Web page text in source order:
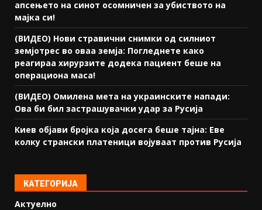
апсењето на синот осомничен за убиството на
мајка си!
(ВИДЕО) Нови стравични снимки од силниот
земјотрес во оваа земја: Погледнете како
реагираа хирурзите додека пациент беше на
операциона маса!
(ВИДЕО) Омилена мета на украинските напади:
Ова би бил застрашувачки удар за Русија
Киев објави бројка која досега беше тајна: Еве
колку странски платеници војуваат против Русија
КАТЕГОРИЈА
Актуелно